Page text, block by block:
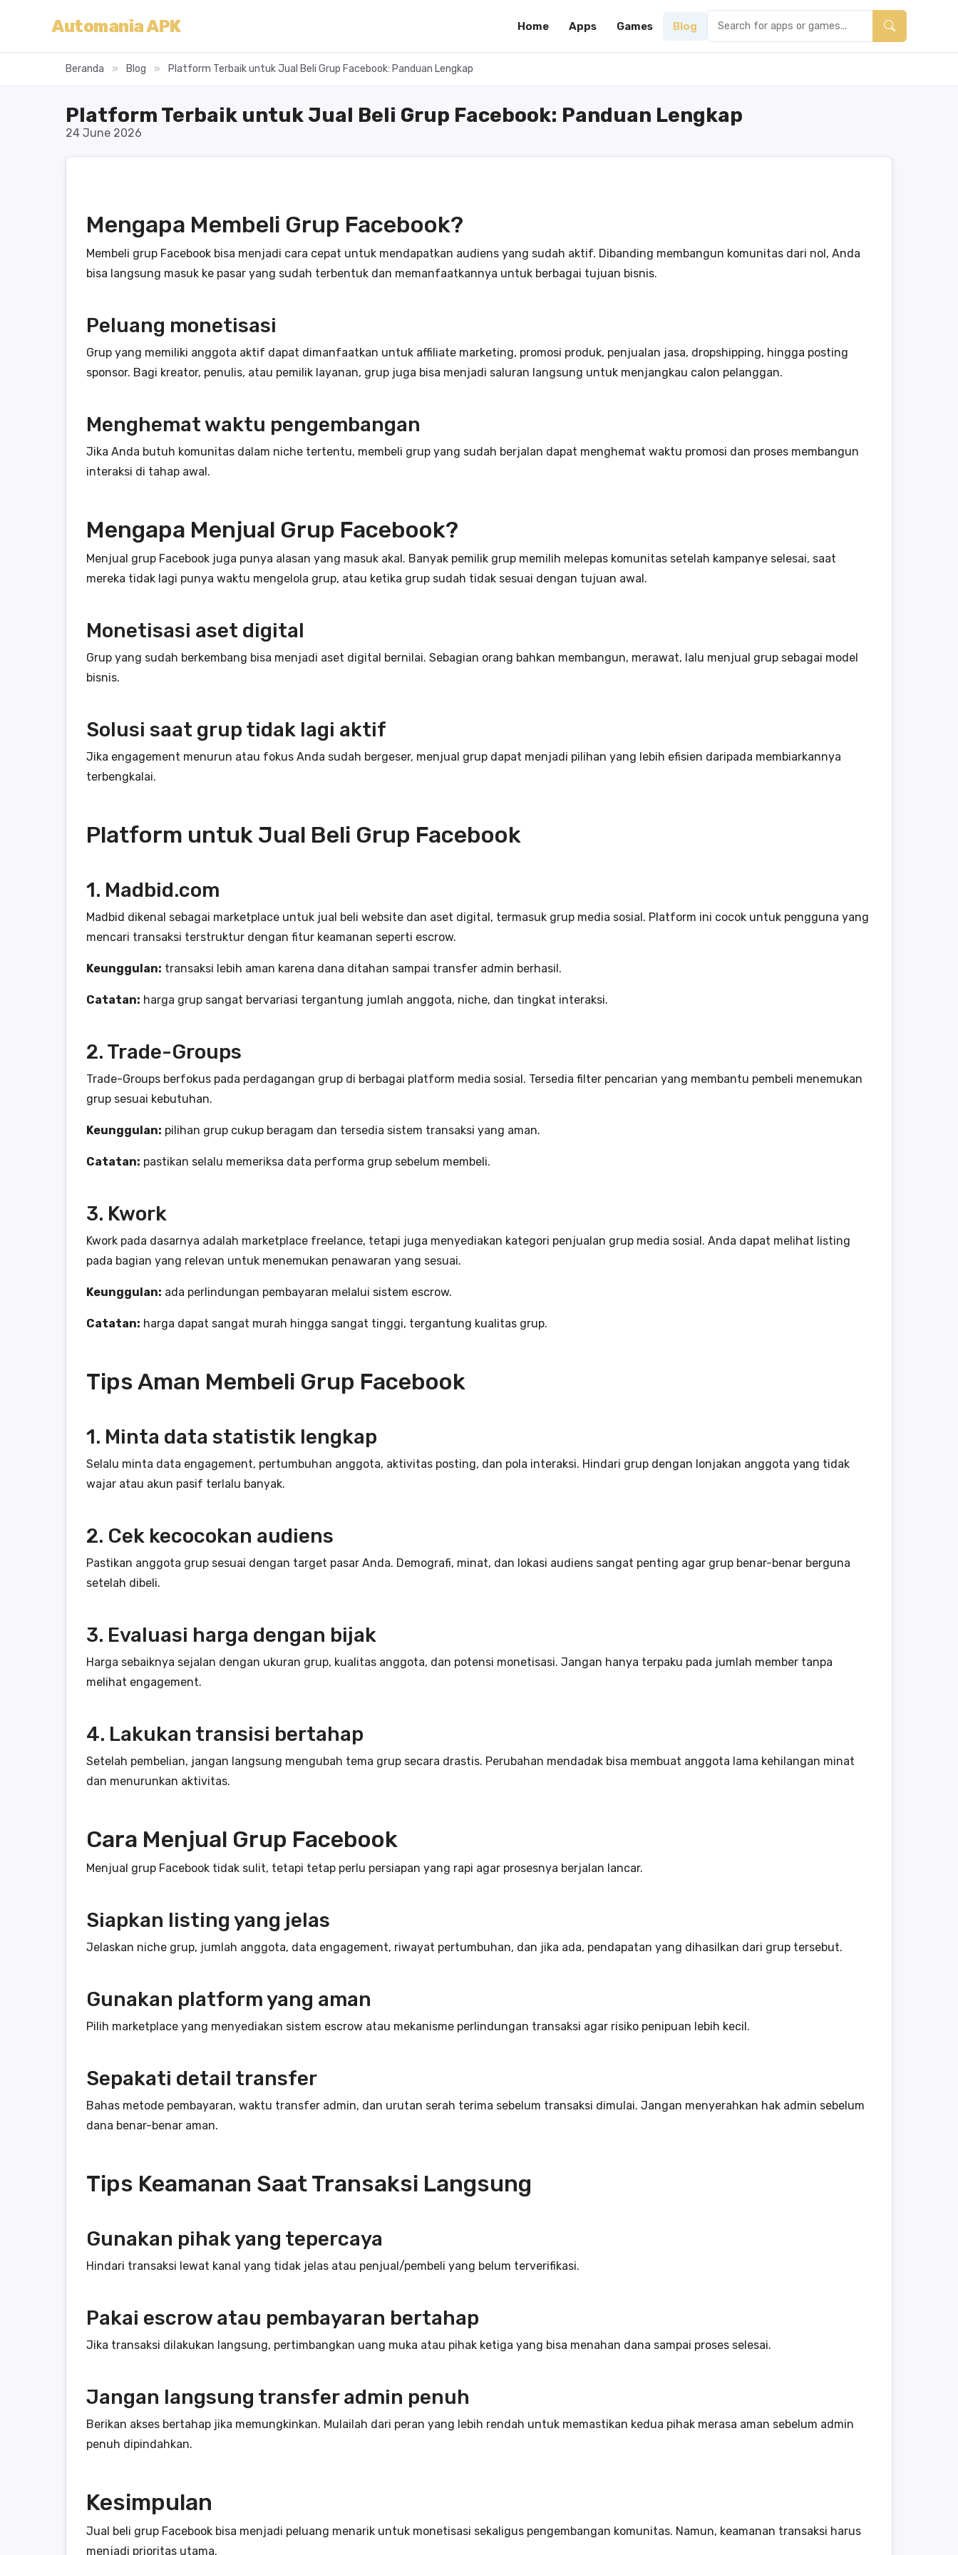
Automania APK Home Apps Games Blog
Beranda » Blog » Platform Terbaik untuk Jual Beli Grup Facebook: Panduan Lengkap
Platform Terbaik untuk Jual Beli Grup Facebook: Panduan Lengkap
24 June 2026
Mengapa Membeli Grup Facebook?
Membeli grup Facebook bisa menjadi cara cepat untuk mendapatkan audiens yang sudah aktif. Dibanding membangun komunitas dari nol, Anda
bisa langsung masuk ke pasar yang sudah terbentuk dan memanfaatkannya untuk berbagai tujuan bisnis.
Peluang monetisasi
Grup yang memiliki anggota aktif dapat dimanfaatkan untuk affiliate marketing, promosi produk, penjualan jasa, dropshipping, hingga posting
sponsor. Bagi kreator, penulis, atau pemilik layanan, grup juga bisa menjadi saluran langsung untuk menjangkau calon pelanggan.
Menghemat waktu pengembangan
Jika Anda butuh komunitas dalam niche tertentu, membeli grup yang sudah berjalan dapat menghemat waktu promosi dan proses membangun
interaksi di tahap awal.
Mengapa Menjual Grup Facebook?
Menjual grup Facebook juga punya alasan yang masuk akal. Banyak pemilik grup memilih melepas komunitas setelah kampanye selesai, saat
mereka tidak lagi punya waktu mengelola grup, atau ketika grup sudah tidak sesuai dengan tujuan awal.
Monetisasi aset digital
Grup yang sudah berkembang bisa menjadi aset digital bernilai. Sebagian orang bahkan membangun, merawat, lalu menjual grup sebagai model
bisnis.
Solusi saat grup tidak lagi aktif
Jika engagement menurun atau fokus Anda sudah bergeser, menjual grup dapat menjadi pilihan yang lebih efisien daripada membiarkannya
terbengkalai.
Platform untuk Jual Beli Grup Facebook
1. Madbid.com
Madbid dikenal sebagai marketplace untuk jual beli website dan aset digital, termasuk grup media sosial. Platform ini cocok untuk pengguna yang
mencari transaksi terstruktur dengan fitur keamanan seperti escrow.
Keunggulan: transaksi lebih aman karena dana ditahan sampai transfer admin berhasil.
Catatan: harga grup sangat bervariasi tergantung jumlah anggota, niche, dan tingkat interaksi.
2. Trade-Groups
Trade-Groups berfokus pada perdagangan grup di berbagai platform media sosial. Tersedia filter pencarian yang membantu pembeli menemukan
grup sesuai kebutuhan.
Keunggulan: pilihan grup cukup beragam dan tersedia sistem transaksi yang aman.
Catatan: pastikan selalu memeriksa data performa grup sebelum membeli.
3. Kwork
Kwork pada dasarnya adalah marketplace freelance, tetapi juga menyediakan kategori penjualan grup media sosial. Anda dapat melihat listing
pada bagian yang relevan untuk menemukan penawaran yang sesuai.
Keunggulan: ada perlindungan pembayaran melalui sistem escrow.
Catatan: harga dapat sangat murah hingga sangat tinggi, tergantung kualitas grup.
Tips Aman Membeli Grup Facebook
1. Minta data statistik lengkap
Selalu minta data engagement, pertumbuhan anggota, aktivitas posting, dan pola interaksi. Hindari grup dengan lonjakan anggota yang tidak
wajar atau akun pasif terlalu banyak.
2. Cek kecocokan audiens
Pastikan anggota grup sesuai dengan target pasar Anda. Demografi, minat, dan lokasi audiens sangat penting agar grup benar-benar berguna
setelah dibeli.
3. Evaluasi harga dengan bijak
Harga sebaiknya sejalan dengan ukuran grup, kualitas anggota, dan potensi monetisasi. Jangan hanya terpaku pada jumlah member tanpa
melihat engagement.
4. Lakukan transisi bertahap
Setelah pembelian, jangan langsung mengubah tema grup secara drastis. Perubahan mendadak bisa membuat anggota lama kehilangan minat
dan menurunkan aktivitas.
Cara Menjual Grup Facebook
Menjual grup Facebook tidak sulit, tetapi tetap perlu persiapan yang rapi agar prosesnya berjalan lancar.
Siapkan listing yang jelas
Jelaskan niche grup, jumlah anggota, data engagement, riwayat pertumbuhan, dan jika ada, pendapatan yang dihasilkan dari grup tersebut.
Gunakan platform yang aman
Pilih marketplace yang menyediakan sistem escrow atau mekanisme perlindungan transaksi agar risiko penipuan lebih kecil.
Sepakati detail transfer
Bahas metode pembayaran, waktu transfer admin, dan urutan serah terima sebelum transaksi dimulai. Jangan menyerahkan hak admin sebelum
dana benar-benar aman.
Tips Keamanan Saat Transaksi Langsung
Gunakan pihak yang tepercaya
Hindari transaksi lewat kanal yang tidak jelas atau penjual/pembeli yang belum terverifikasi.
Pakai escrow atau pembayaran bertahap
Jika transaksi dilakukan langsung, pertimbangkan uang muka atau pihak ketiga yang bisa menahan dana sampai proses selesai.
Jangan langsung transfer admin penuh
Berikan akses bertahap jika memungkinkan. Mulailah dari peran yang lebih rendah untuk memastikan kedua pihak merasa aman sebelum admin
penuh dipindahkan.
Kesimpulan
Jual beli grup Facebook bisa menjadi peluang menarik untuk monetisasi sekaligus pengembangan komunitas. Namun, keamanan transaksi harus
menjadi prioritas utama.